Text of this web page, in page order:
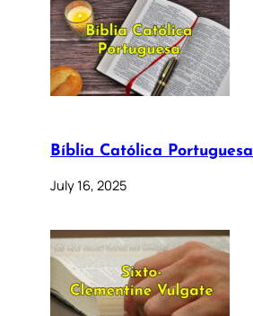
Bíblia Católica Portuguesa
July 16, 2025